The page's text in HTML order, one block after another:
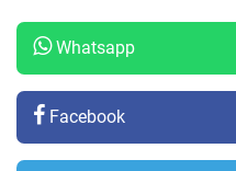
Whatsapp
Facebook